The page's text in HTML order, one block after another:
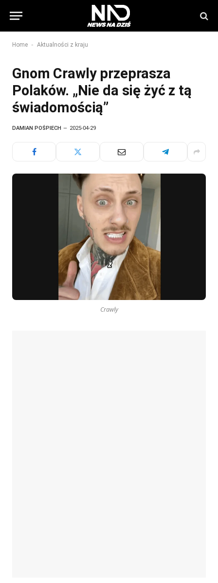
Home - Aktualności z kraju
Gnom Crawly przeprasza
Polaków. „Nie da się żyć z tą
świadomością”
DAMIAN POŚPIECH 2025-04-29
Crawly